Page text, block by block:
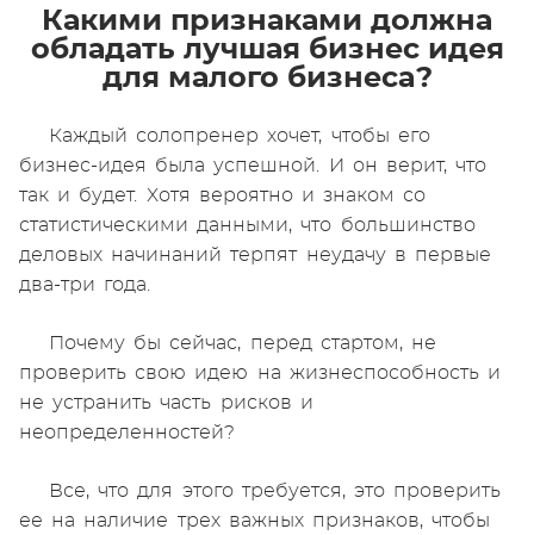
Какими признаками должна
обладать лучшая бизнес идея
для малого бизнеса?
Каждый солопренер хочет, чтобы его
бизнес-идея была успешной. И он верит, что
так и будет. Хотя вероятно и знаком со
статистическими данными, что большинство
деловых начинаний терпят неудачу в первые
два-три года.
Почему бы сейчас, перед стартом, не
проверить свою идею на жизнеспособность и
не устранить часть рисков и
неопределенностей?
Все, что для этого требуется, это проверить
ее на наличие трех важных признаков, чтобы